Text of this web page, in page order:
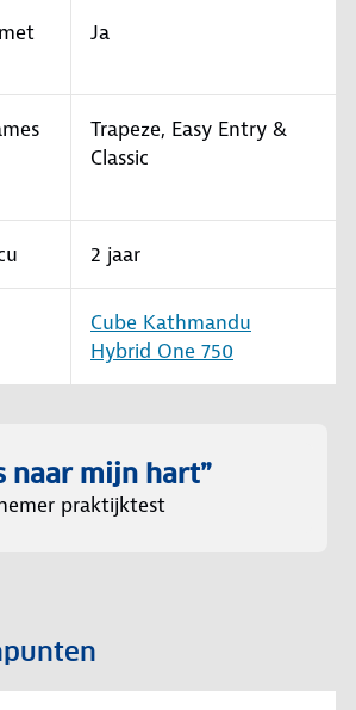
Ja
Trapeze, Easy Entry &
Classic
2 jaar
Cube Kathmandu
Hybrid One 750
naar mijn hart”
praktijktest